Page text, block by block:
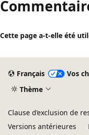
désactivé
Cette page a-t-elle été
Français
Vos
Thème
Clause d’exclusion de
Versions antérieures